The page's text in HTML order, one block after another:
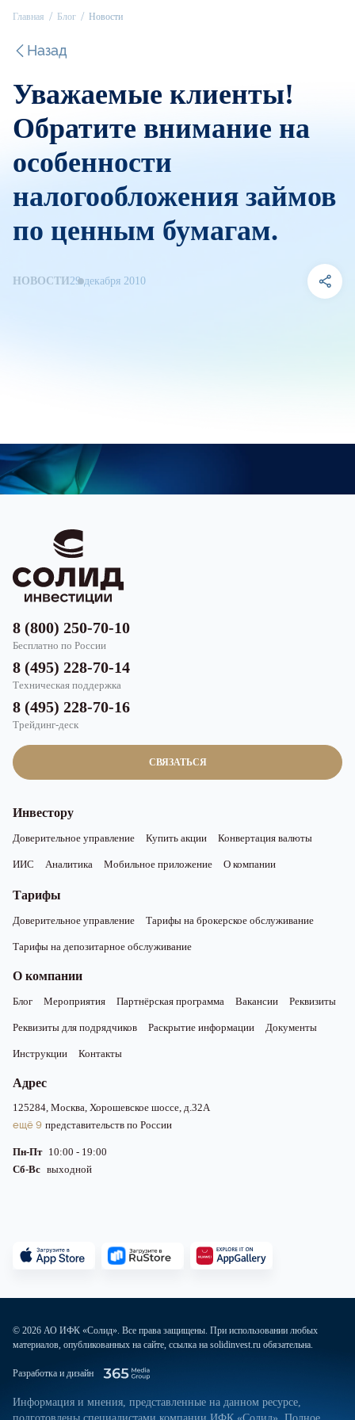
Главная Блог Новости
Назад
Уважаемые клиенты!
Обратите внимание на
особенности
налогообложения займов
по ценным бумагам.
НОВОСТИ 29 декабря 2010
СВЯЗАТЬСЯ
8 (800) 250-70-10
Бесплатно по России
8 (495) 228-70-14
Техническая поддержка
8 (495) 228-70-16
Трейдинг-деск
Инвестору
Доверительное управление Купить акции Конвертация валюты
ИИС Аналитика Мобильное приложение О компании
Тарифы
Доверительное управление Тарифы на брокерское обслуживание
Тарифы на депозитарное обслуживание
О компании
Блог Мероприятия Партнёрская программа Вакансии Реквизиты
Реквизиты для подрядчиков Раскрытие информации Документы
Инструкции Контакты
Адрес
125284, Москва, Хорошевское шоссе, д.32А
ещё 9 представительств по России
Пн-Пт 10:00 - 19:00
Сб-Вс выходной
© 2026 АО ИФК «Солид». Все права защищены. При использовании любых
материалов, опубликованных на сайте, ссылка на solidinvest.ru обязательна.
Разработка и дизайн
Информация и мнения, представленные на данном ресурсе,